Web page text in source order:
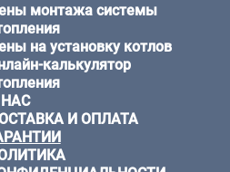
монтажа системы
на установку котлов
калькулятор
И ОПЛАТА